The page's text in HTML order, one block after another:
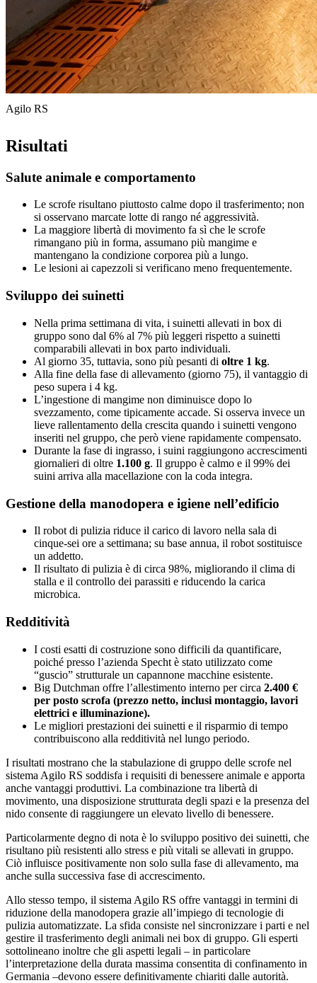
Agilo RS
Risultati
Salute animale e comportamento
Le scrofe risultano piuttosto calme dopo il trasferimento; non
si osservano marcate lotte di rango né aggressività.
La maggiore libertà di movimento fa sì che le scrofe
rimangano più in forma, assumano più mangime e
mantengano la condizione corporea più a lungo.
Le lesioni ai capezzoli si verificano meno frequentemente.
Sviluppo dei suinetti
Nella prima settimana di vita, i suinetti allevati in box di
gruppo sono dal 6% al 7% più leggeri rispetto a suinetti
comparabili allevati in box parto individuali.
Al giorno 35, tuttavia, sono più pesanti di oltre 1 kg.
Alla fine della fase di allevamento (giorno 75), il vantaggio di
peso supera i 4 kg.
L’ingestione di mangime non diminuisce dopo lo
svezzamento, come tipicamente accade. Si osserva invece un
lieve rallentamento della crescita quando i suinetti vengono
inseriti nel gruppo, che però viene rapidamente compensato.
Durante la fase di ingrasso, i suini raggiungono accrescimenti
giornalieri di oltre 1.100 g. Il gruppo è calmo e il 99% dei
suini arriva alla macellazione con la coda integra.
Gestione della manodopera e igiene nell’edificio
Il robot di pulizia riduce il carico di lavoro nella sala di
cinque-sei ore a settimana; su base annua, il robot sostituisce
un addetto.
Il risultato di pulizia è di circa 98%, migliorando il clima di
stalla e il controllo dei parassiti e riducendo la carica
microbica.
Redditività
I costi esatti di costruzione sono difficili da quantificare,
poiché presso l’azienda Specht è stato utilizzato come
“guscio” strutturale un capannone macchine esistente.
Big Dutchman offre l’allestimento interno per circa 2.400 €
per posto scrofa (prezzo netto, inclusi montaggio, lavori
elettrici e illuminazione).
Le migliori prestazioni dei suinetti e il risparmio di tempo
contribuiscono alla redditività nel lungo periodo.
I risultati mostrano che la stabulazione di gruppo delle scrofe nel
sistema Agilo RS soddisfa i requisiti di benessere animale e apporta
anche vantaggi produttivi. La combinazione tra libertà di
movimento, una disposizione strutturata degli spazi e la presenza del
nido consente di raggiungere un elevato livello di benessere.
Particolarmente degno di nota è lo sviluppo positivo dei suinetti, che
risultano più resistenti allo stress e più vitali se allevati in gruppo.
Ciò influisce positivamente non solo sulla fase di allevamento, ma
anche sulla successiva fase di accrescimento.
Allo stesso tempo, il sistema Agilo RS offre vantaggi in termini di
riduzione della manodopera grazie all’impiego di tecnologie di
pulizia automatizzate. La sfida consiste nel sincronizzare i parti e nel
gestire il trasferimento degli animali nei box di gruppo. Gli esperti
sottolineano inoltre che gli aspetti legali – in particolare
l’interpretazione della durata massima consentita di confinamento in
Germania –devono essere definitivamente chiariti dalle autorità.